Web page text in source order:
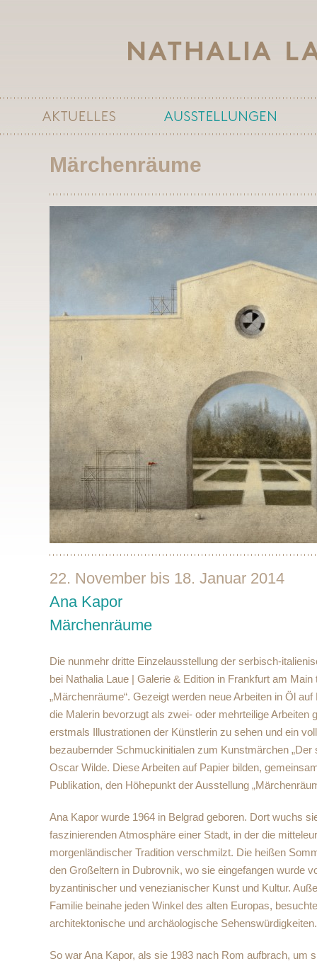
Märchenräume
22. November bis 18. Januar 2014
Ana Kapor
Märchenräume
Die nunmehr dritte Einzelausstellung der serbisch-
bei Nathalia Laue | Galerie & Edition in Frankfurt am Main
„Märchenräume“. Gezeigt werden neue Arbeiten in Öl
die Malerin bevorzugt als zwei- oder mehrteilige Arbeiten
erstmals Illustrationen der Künstlerin zu sehen und ein
bezaubernder Schmuckinitialen zum Kunstmärchen „Der
Oscar Wilde. Diese Arbeiten auf Papier bilden,
Publikation, den Höhepunkt der Ausstellung
Ana Kapor wurde 1964 in Belgrad geboren. Dort wuchs
faszinierenden Atmosphäre einer Stadt, in der die
morgenländischer Tradition verschmilzt. Die heißen
den Großeltern in Dubrovnik, wo sie eingefangen wurde
byzantinischer und venezianischer Kunst und Kultur.
Familie beinahe jeden Winkel des alten Europas,
architektonische und archäologische Sehenswürdigkeiten.
So war Ana Kapor, als sie 1983 nach Rom aufbrach, um